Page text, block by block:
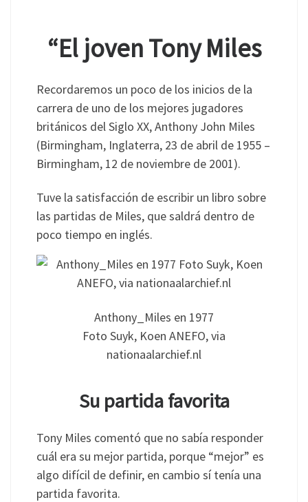
“El joven Tony Miles
Recordaremos un poco de los inicios de la
carrera de uno de los mejores jugadores
británicos del Siglo XX, Anthony John Miles
(Birmingham, Inglaterra, 23 de abril de 1955 –
Birmingham, 12 de noviembre de 2001).
Tuve la satisfacción de escribir un libro sobre
las partidas de Miles, que saldrá dentro de
poco tiempo en inglés.
Anthony_Miles en 1977
Foto Suyk, Koen ANEFO, via
nationaalarchief.nl
Su partida favorita
Tony Miles comentó que no sabía responder
cuál era su mejor partida, porque “mejor” es
algo difícil de definir, en cambio sí tenía una
partida favorita.